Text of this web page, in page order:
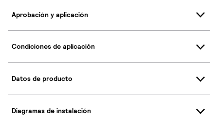
Aprobación y aplicación
Condiciones de aplicación
Datos de producto
Diagramas de instalación